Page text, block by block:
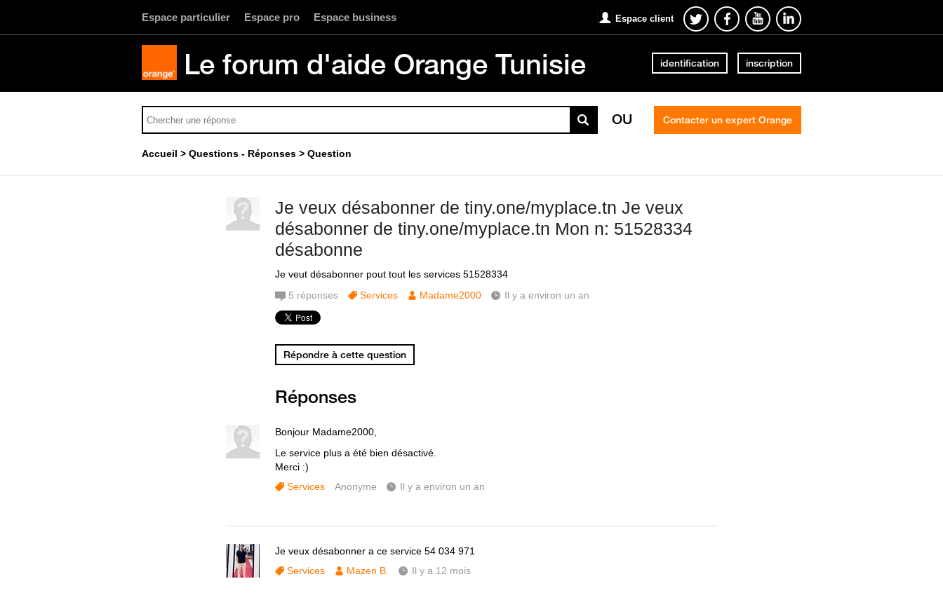
Espace particulier Espace pro Espace business Espace client
Le forum d'aide Orange Tunisie identification inscription
OU Contacter un expert Orange
Accueil Questions - Réponses Question
Je veux désabonner de tiny.one/myplace.tn Je veux
désabonner de tiny.one/myplace.tn Mon n: 51528334
désabonne
Je veut désabonner pout tout les services 51528334
5 réponses Services Madame2000 Il y a environ un an
Répondre à cette question
Réponses
Bonjour Madame2000,
Le service plus a été bien désactivé.
Merci :)
Services
Anonyme Il y a environ un an
Je veux désabonner a ce service 54 034 971
Services
Mazen B. Il y a 12 mois